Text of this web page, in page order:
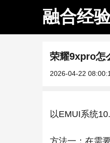
融合经
荣耀9xpro怎
2026-04-22
以EMUI系统
方法一：在需